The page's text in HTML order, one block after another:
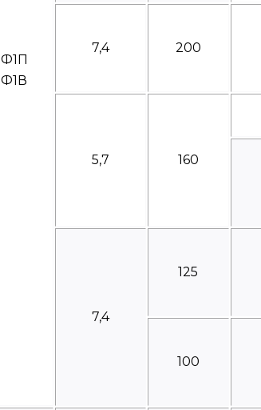
Ф1П
Ф1В
7,4 200
5,7 160
7,4
125
100